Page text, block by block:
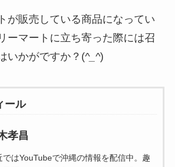
が販売している商品になってい
ーマートに立ち寄った際には召
いかがですか？(^_^)
ール
孝昌
ではYouTubeで沖縄の情報を配信中。趣